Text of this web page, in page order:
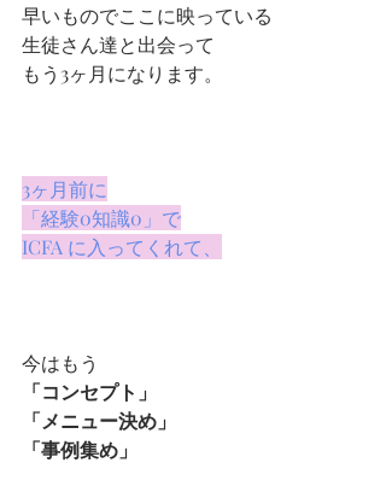
早いものでここに映っている
生徒さん達と出会って
もう3ヶ月になります。
3ヶ月前に
「経験0知識0」で
ICFA に入ってくれて、
今はもう
「コンセプト」
「メニュー決め」
「事例集め」